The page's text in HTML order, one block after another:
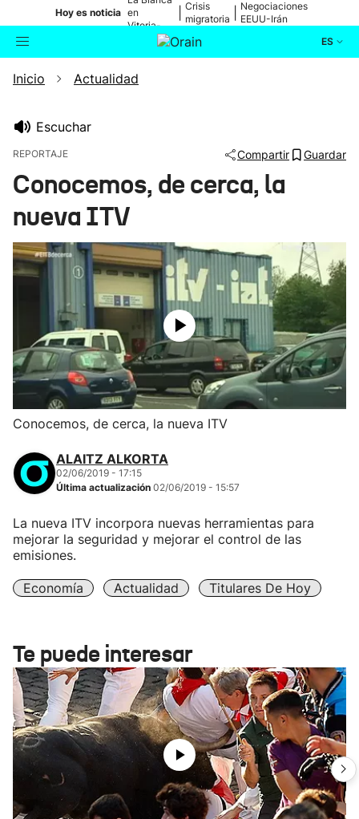
Hoy es noticia en
Vitoria-
Gasteiz
Crisis
migratoria
Negociaciones
EEUU-Irán
ES
Buscador
Eguraldia
Inicio Actualidad
Escuchar
REPORTAJE Compartir Guardar
Conocemos, de cerca, la
nueva ITV
Conocemos, de cerca, la nueva ITV
ALAITZ ALKORTA
02/06/2019 - 17:15
Última actualización 02/06/2019 - 15:57
La nueva ITV incorpora nuevas herramientas para
mejorar la seguridad y mejorar el control de las
emisiones.
Economía Actualidad Titulares De Hoy
Te puede interesar